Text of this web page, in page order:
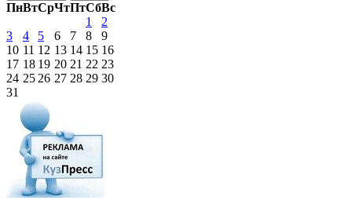
ПнВтСрЧтПтСбВс
1
2
3
4 5 6 7 8
9
10 11 12 13 14 15 16
17 18 19 20 21 22 23
24 25 26 27 28 29 30
31